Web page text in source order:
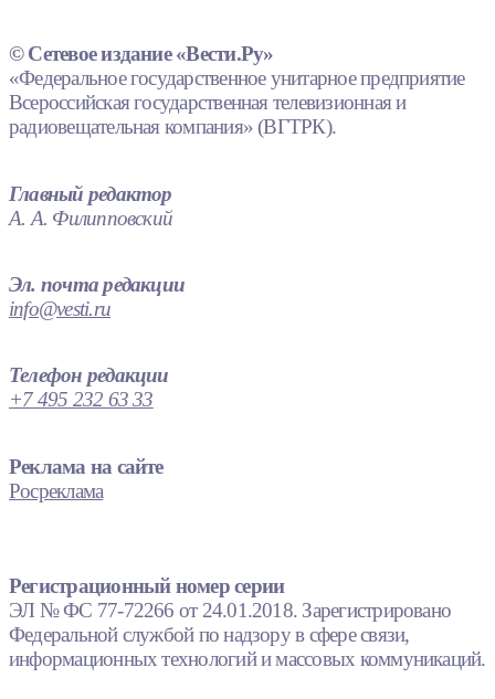
© Сетевое издание «Вести.Ру»
«Федеральное государственное унитарное предприятие
Всероссийская государственная телевизионная и
радиовещательная компания» (ВГТРК).
Главный редактор
А. А. Филипповский
Эл. почта редакции
info@vesti.ru
Телефон редакции
+7 495 232 63 33
Реклама на сайте
Росреклама
Регистрационный номер серии
ЭЛ № ФС 77-72266 от 24.01.2018. Зарегистрировано
Федеральной службой по надзору в сфере связи,
информационных технологий и массовых коммуникаций.